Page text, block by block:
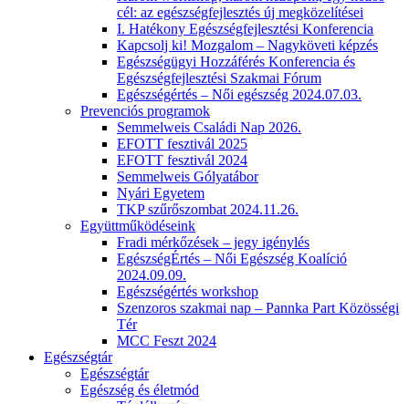
cél: az egészségfejlesztés új megközelítései
I. Hatékony Egészségfejlesztési Konferencia
Kapcsolj ki! Mozgalom – Nagyköveti képzés
Egészségügyi Hozzáférés Konferencia és
Egészségfejlesztési Szakmai Fórum
Egészségértés – Női egészség 2024.07.03.
Prevenciós programok
Semmelweis Családi Nap 2026.
EFOTT fesztivál 2025
EFOTT fesztivál 2024
Semmelweis Gólyatábor
Nyári Egyetem
TKP szűrőszombat 2024.11.26.
Együttműködéseink
Fradi mérkőzések – jegy igénylés
EgészségÉrtés – Női Egészség Koalíció
2024.09.09.
Egészségértés workshop
Szenzoros szakmai nap – Pannka Part Közösségi
Tér
MCC Feszt 2024
Egészségtár
Egészségtár
Egészség és életmód